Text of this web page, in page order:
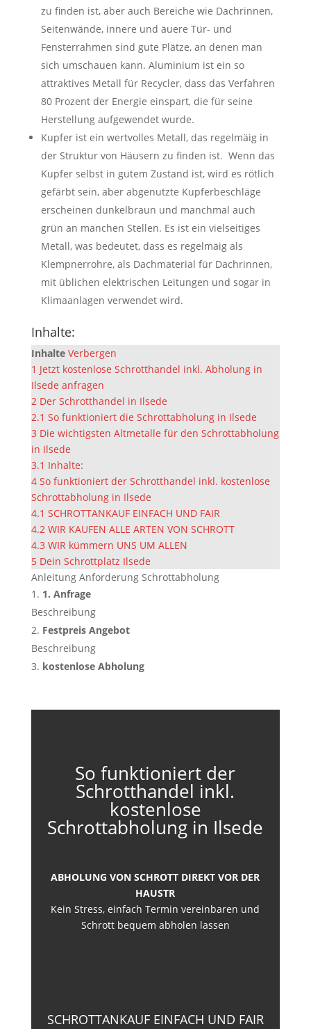
zu finden ist, aber auch Bereiche wie Dachrinnen,
Seitenwände, innere und äuere Tür- und
Fensterrahmen sind gute Plätze, an denen man
sich umschauen kann. Aluminium ist ein so
attraktives Metall für Recycler, dass das Verfahren
80 Prozent der Energie einspart, die für seine
Herstellung aufgewendet wurde.
Kupfer ist ein wertvolles Metall, das regelmäig in
der Struktur von Häusern zu finden ist. Wenn das
Kupfer selbst in gutem Zustand ist, wird es rötlich
gefärbt sein, aber abgenutzte Kupferbeschläge
erscheinen dunkelbraun und manchmal auch
grün an manchen Stellen. Es ist ein vielseitiges
Metall, was bedeutet, dass es regelmäig als
Klempnerrohre, als Dachmaterial für Dachrinnen,
mit üblichen elektrischen Leitungen und sogar in
Klimaanlagen verwendet wird.
Inhalte:
Inhalte Verbergen
1 Jetzt kostenlose Schrotthandel inkl. Abholung in
Ilsede anfragen
2 Der Schrotthandel in Ilsede
2.1 So funktioniert die Schrottabholung in Ilsede
3 Die wichtigsten Altmetalle für den Schrottabholung
in Ilsede
3.1 Inhalte:
4 So funktioniert der Schrotthandel inkl. kostenlose
Schrottabholung in Ilsede
4.1 SCHROTTANKAUF EINFACH UND FAIR
4.2 WIR KAUFEN ALLE ARTEN VON SCHROTT
4.3 WIR kümmern UNS UM ALLEN
5 Dein Schrottplatz Ilsede
Anleitung Anforderung Schrottabholung
1. Anfrage
Beschreibung
Festpreis Angebot
Beschreibung
kostenlose Abholung
So funktioniert der
Schrotthandel inkl.
kostenlose
Schrottabholung in Ilsede
ABHOLUNG VON SCHROTT DIREKT VOR DER
HAUSTR
Kein Stress, einfach Termin vereinbaren und
Schrott bequem abholen lassen
SCHROTTANKAUF EINFACH UND FAIR